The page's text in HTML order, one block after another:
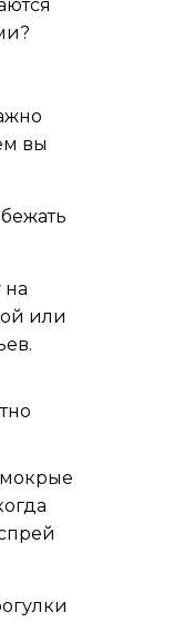
вы
на
или
мокрые